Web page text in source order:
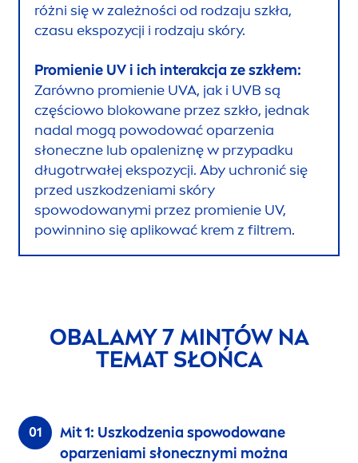
różni się w zależności od rodzaju szkła,
czasu ekspozycji i rodzaju skóry.
Promienie UV i ich interakcja ze szkłem:
Zarówno promienie UVA, jak i UVB są
częściowo blokowane przez szkło, jednak
nadal mogą powodować oparzenia
słoneczne lub opaleniznę w przypadku
długotrwałej ekspozycji. Aby uchronić się
przed uszkodzeniami skóry
spowodowanymi przez promienie UV,
powinnino się aplikować krem z filtrem.
OBALAMY 7 MINTÓW NA
TEMAT SŁOŃCA
Mit 1: Uszkodzenia spowodowane
oparzeniami słonecznymi można